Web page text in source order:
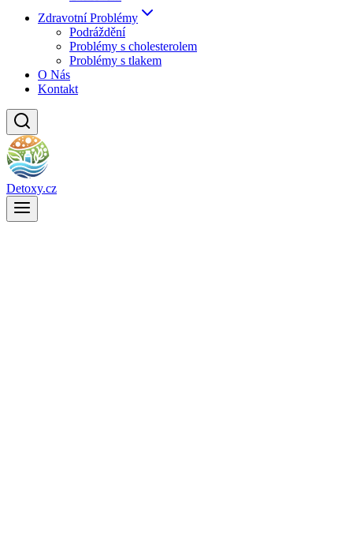
Zdravotní Problémy
Podráždění
Problémy s cholesterolem
Problémy s tlakem
O Nás
Kontakt
Detoxy.cz